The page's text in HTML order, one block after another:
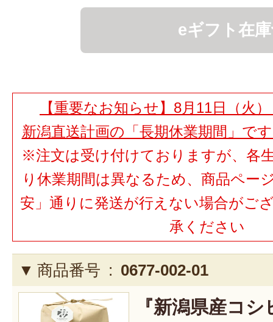
eギフト在
【重要なお知らせ】8月11日（火
新潟直送計画の「長期休業期間」で
※注文は受け付けておりますが、各
り休業期間は異なるため、商品ペー
安」通りに発送が行えない場合がご
承ください
商品番号 : 0677-002-01
『新潟県産コ